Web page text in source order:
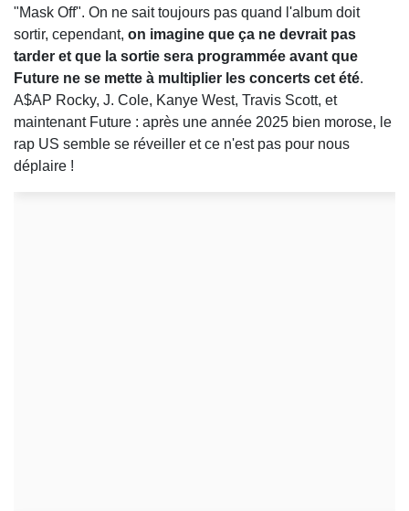
"Mask Off". On ne sait toujours pas quand l'album doit
sortir, cependant, on imagine que ça ne devrait pas
tarder et que la sortie sera programmée avant que
Future ne se mette à multiplier les concerts cet été.
A$AP Rocky, J. Cole, Kanye West, Travis Scott, et
maintenant Future : après une année 2025 bien morose, le
rap US semble se réveiller et ce n'est pas pour nous
déplaire !